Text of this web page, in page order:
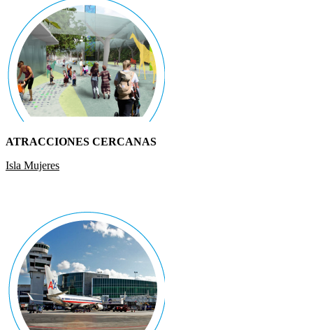
ATRACCIONES CERCANAS
Isla Mujeres